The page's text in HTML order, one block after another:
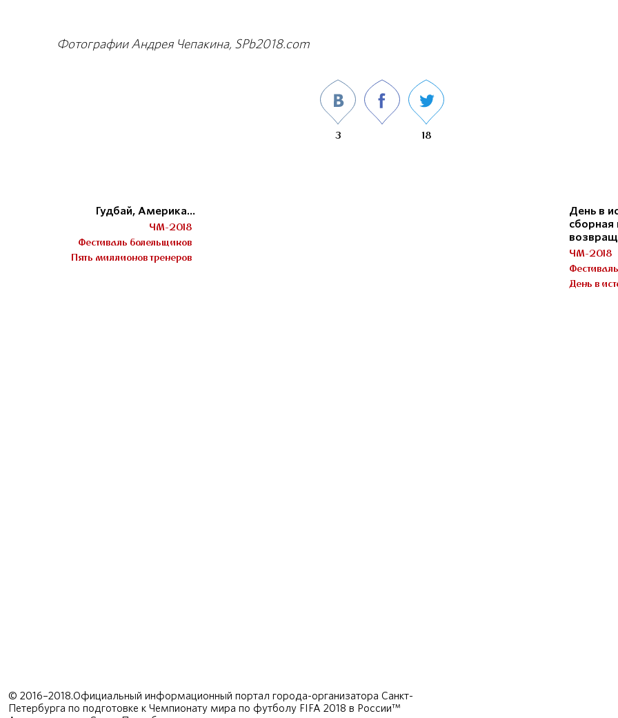
Фотографии Андрея Чепакина, SPb2018.com
3 18
Гудбай, Америка…
ЧМ-2018
Фестиваль болельщиков
Пять миллионов тренеров
День в
сборная
ЧМ-2018
День в
© 2016–2018.Официальный информационный портал города-организатора Санкт-
Петербурга по подготовке к Чемпионату мира по футболу FIFA 2018 в России™